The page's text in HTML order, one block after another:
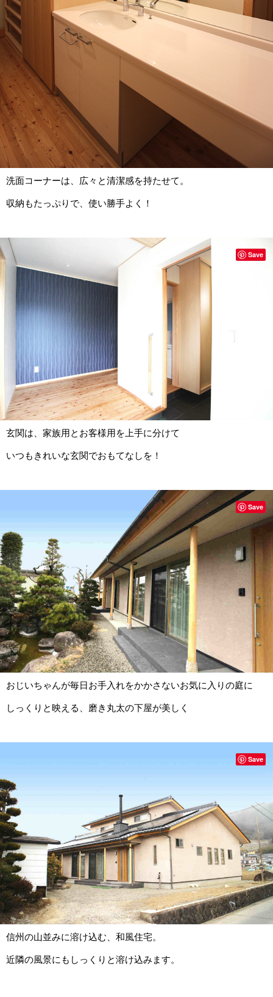
洗面コーナーは、広々と清潔感を持たせて。
収納もたっぷりで、使い勝手よく！
玄関は、家族用とお客様用を上手に分けて
いつもきれいな玄関でおもてなしを！
Save
おじいちゃんが毎日お手入れをかかさないお気に入りの庭に
しっくりと映える、磨き丸太の下屋が美しく
Save
信州の山並みに溶け込む、和風住宅。
近隣の風景にもしっくりと溶け込みます。
Save